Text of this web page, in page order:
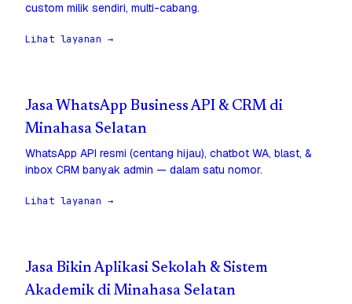
custom milik sendiri, multi-cabang.
Lihat layanan →
Jasa WhatsApp Business API & CRM di
Minahasa Selatan
WhatsApp API resmi (centang hijau), chatbot WA, blast, &
inbox CRM banyak admin — dalam satu nomor.
Lihat layanan →
Jasa Bikin Aplikasi Sekolah & Sistem
Akademik di Minahasa Selatan